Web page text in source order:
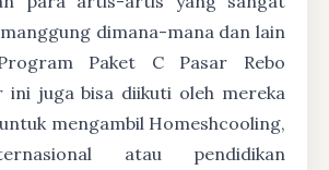
dimana-mana dan lain
Paket C Pasar Rebo
ini juga bisa diikuti oleh mereka
mengambil Homeshcooling,
atau pendidikan